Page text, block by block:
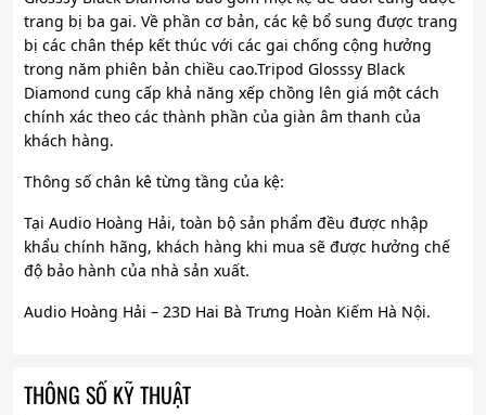
trang bị ba gai. Về phần cơ bản, các kệ bổ sung được trang
bị các chân thép kết thúc với các gai chống cộng hưởng
trong năm phiên bản chiều cao.Tripod Glosssy Black
Diamond cung cấp khả năng xếp chồng lên giá một cách
chính xác theo các thành phần của giàn âm thanh của
khách hàng.
Thông số chân kê từng tầng của kệ:
Tại Audio Hoàng Hải, toàn bộ sản phẩm đều được nhập
khẩu chính hãng, khách hàng khi mua sẽ được hưởng chế
độ bảo hành của nhà sản xuất.
Audio Hoàng Hải – 23D Hai Bà Trưng Hoàn Kiếm Hà Nội.
THÔNG SỐ KỸ THUẬT